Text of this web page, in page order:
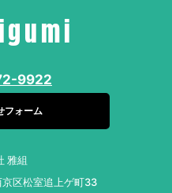
9922
フォーム
雅組
区松室追上ゲ町33